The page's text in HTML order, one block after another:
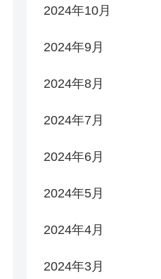
2024年10月
2024年9月
2024年8月
2024年7月
2024年6月
2024年5月
2024年4月
2024年3月